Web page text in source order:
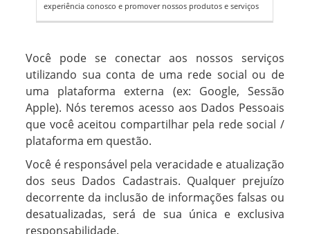
experiência conosco e promover nossos produtos e serviços
Você pode se conectar aos nossos serviços
utilizando sua conta de uma rede social ou de
uma plataforma externa (ex: Google, Sessão
Apple). Nós teremos acesso aos Dados Pessoais
que você aceitou compartilhar pela rede social /
plataforma em questão.
Você é responsável pela veracidade e atualização
dos seus Dados Cadastrais. Qualquer prejuízo
decorrente da inclusão de informações falsas ou
desatualizadas, será de sua única e exclusiva
responsabilidade.